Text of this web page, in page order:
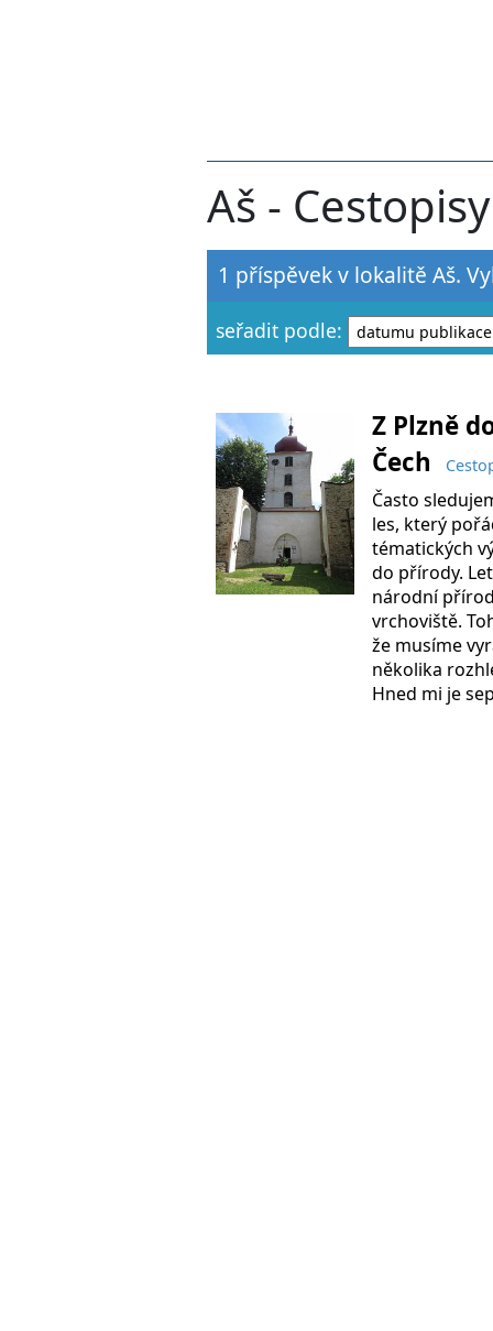
Aš - Cestopisy
1 příspěvek v lokalitě Aš.
seřadit podle:
Z Plzně
Čech
Často
les, který
tématických
do přírody.
národní
vrchoviště.
že musíme
několika
Hned mi je